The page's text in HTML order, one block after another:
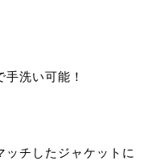
洗い可能！
ッチしたジャケットに